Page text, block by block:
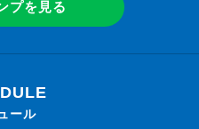
プを見る
ール